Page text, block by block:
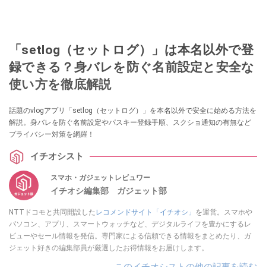
「setlog（セットログ）」は本名以外で登
録できる？身バレを防ぐ名前設定と安全な
使い方を徹底解説
話題のvlogアプリ「setlog（セットログ）」を本名以外で安全に始める方法を
解説。身バレを防ぐ名前設定やパスキー登録手順、スクショ通知の有無など
プライバシー対策を網羅！
イチオシスト
スマホ・ガジェットレビュワー
イチオシ編集部 ガジェット部
NTTドコモと共同開設した レコメンドサイト「イチオシ」 を運営。スマホや
パソコン、アプリ、スマートウォッチなど、デジタルライフを豊かにするレ
ビューやセール情報を発信。専門家による信頼できる情報をまとめたり、ガ
ジェット好きの編集部員が厳選したお得情報をお届けします。
このイチオシストの他の記事を読む